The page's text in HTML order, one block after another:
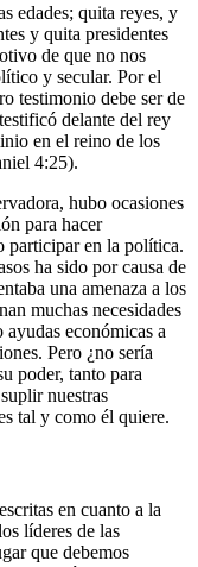
edades; quita reyes, y
y quita presidentes
de que no nos
y secular. Por el
testimonio debe ser de
delante del rey
en el reino de los
4:25).
hubo ocasiones
para hacer
participar en la política.
ha sido por causa de
una amenaza a los
muchas necesidades
económicas a
Pero ¿no sería
poder, tanto para
nuestras
tal y como él quiere.
en cuanto a la
líderes de las
que debemos